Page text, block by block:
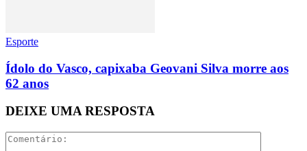
Esporte
Ídolo do Vasco, capixaba Geovani Silva morre aos
62 anos
DEIXE UMA RESPOSTA